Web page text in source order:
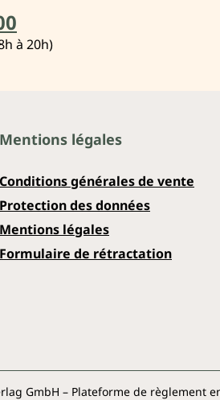
à 20h)
Mentions légales
Conditions générales de vente
Protection des données
Mentions légales
Formulaire de rétractation
GmbH – Plateforme de règlement